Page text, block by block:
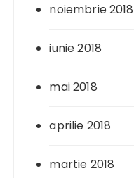
noiembrie 2018
iunie 2018
mai 2018
aprilie 2018
martie 2018